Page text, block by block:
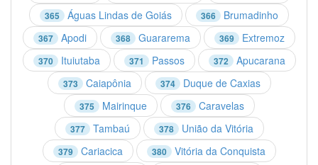
365 Águas Lindas de Goiás 366 Brumadinho
367 Apodi 368 Guararema 369 Extremoz
370 Ituiutaba 371 Passos 372 Apucarana
373 Caiapônia 374 Duque de Caxias
375 Mairinque 376 Caravelas
377 Tambaú 378 União da Vitória
379 Cariacica 380 Vitória da Conquista